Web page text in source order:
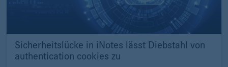
Sicherheitslücke in iNotes lässt Diebstahl von
authentication cookies zu